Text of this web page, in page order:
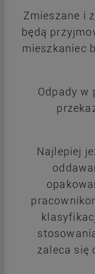
Zmieszane i
będą
mieszkaniec
Odpady w
Najlepiej
zaleca się